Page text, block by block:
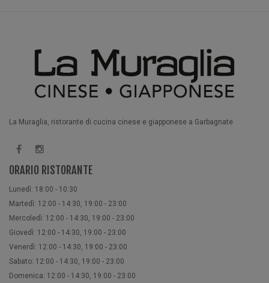
La Muraglia, ristorante di cucina cinese e giapponese a Garbagnate
ORARIO RISTORANTE
Lunedì: 18:00 - 10:30
Martedì: 12:00 - 14:30, 19:00 - 23:00
Mercoledì: 12:00 - 14:30, 19:00 - 23:00
Giovedì: 12:00 - 14:30, 19:00 - 23:00
Venerdì: 12:00 - 14:30, 19:00 - 23:00
Sabato: 12:00 - 14:30, 19:00 - 23:00
Domenica: 12:00 - 14:30, 19:00 - 23:00